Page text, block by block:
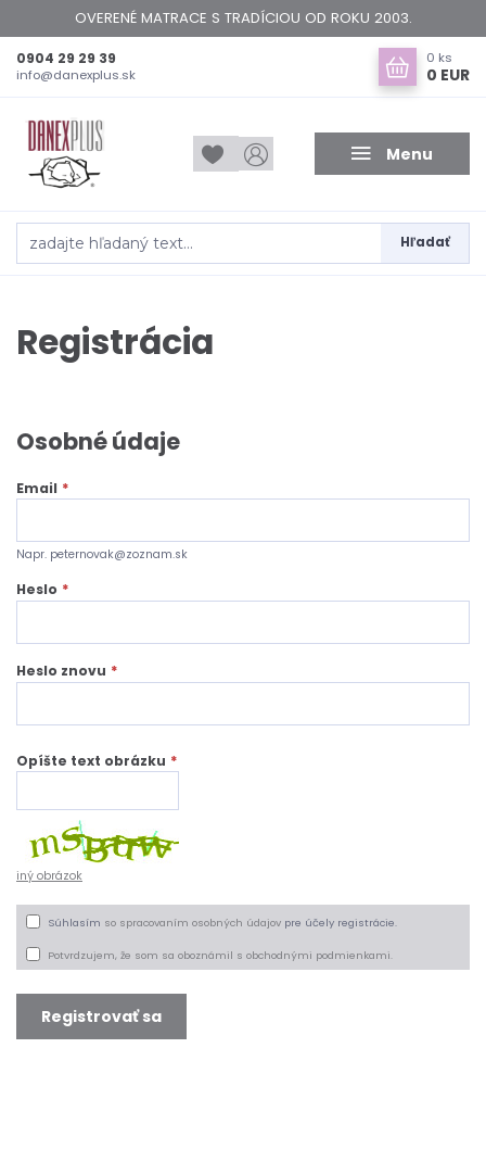
OVERENÉ MATRACE S TRADÍCIOU OD ROKU 2003.
Menu
Hľadať
0904 29 29 39
info@danexplus.sk
0 ks
0 EUR
Registrácia
Osobné údaje
Email *
Napr. peternovak@zoznam.sk
Heslo *
Heslo znovu *
Opíšte text obrázku *
iný obrázok
Súhlasím so spracovaním osobných údajov pre účely registrácie.
Potvrdzujem, že som sa oboznámil s obchodnými podmienkami.
Registrovať sa